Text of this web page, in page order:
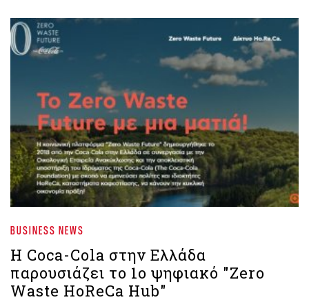
BUSINESS NEWS
Η Coca-Cola στην Ελλάδα
παρουσιάζει το 1ο ψηφιακό "Zero
Waste HoReCa Hub"